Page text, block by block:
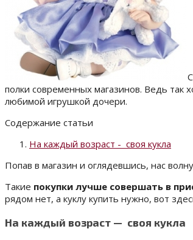
полки современных магазинов. Ведь так
любимой игрушкой дочери.
Содержание статьи
На каждый возраст - своя кукла
Попав в магазин и оглядевшись, нас
Такие покупки лучше совершать в
рядом нет, а куклу купить нужно, вот
На каждый возраст — своя кукла